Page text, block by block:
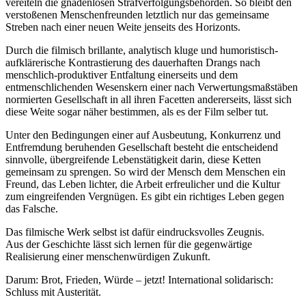
verstoßenen Menschenfreunden letztlich nur das gemeinsame
Streben nach einer neuen Weite jenseits des Horizonts.
Durch die filmisch brillante, analytisch kluge und humoristisch-
aufklärerische Kontrastierung des dauerhaften Drangs nach
menschlich-produktiver Entfaltung einerseits und dem
entmenschlichenden Wesenskern einer nach Verwertungsmaßstäben
normierten Gesellschaft in all ihren Facetten andererseits, lässt sich
diese Weite sogar näher bestimmen, als es der Film selber tut.
Unter den Bedingungen einer auf Ausbeutung, Konkurrenz und
Entfremdung beruhenden Gesellschaft besteht die entscheidend
sinnvolle, übergreifende Lebenstätigkeit darin, diese Ketten
gemeinsam zu sprengen. So wird der Mensch dem Menschen ein
Freund, das Leben lichter, die Arbeit erfreulicher und die Kultur
zum eingreifenden Vergnügen. Es gibt ein richtiges Leben gegen
das Falsche.
Das filmische Werk selbst ist dafür eindrucksvolles Zeugnis.
Aus der Geschichte lässt sich lernen für die gegenwärtige
Realisierung einer menschenwürdigen Zukunft.
Darum: Brot, Frieden, Würde – jetzt! International solidarisch:
Schluss mit Austerität.